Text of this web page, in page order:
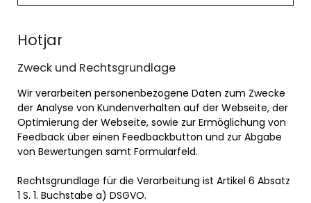
Hotjar
Zweck und Rechtsgrundlage
Wir verarbeiten personenbezogene Daten zum Zwecke
der Analyse von Kundenverhalten auf der Webseite, der
Optimierung der Webseite, sowie zur Ermöglichung von
Feedback über einen Feedbackbutton und zur Abgabe
von Bewertungen samt Formularfeld.
Rechtsgrundlage für die Verarbeitung ist Artikel 6 Absatz
1 S. 1. Buchstabe a) DSGVO.